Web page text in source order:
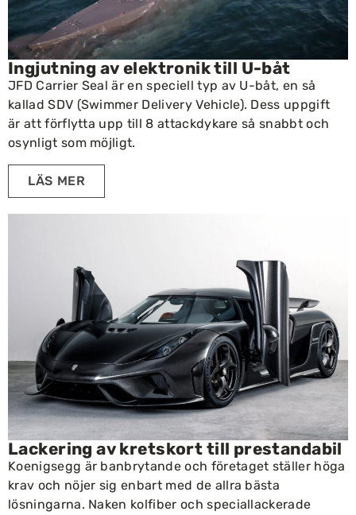
Ingjutning av elektronik till U-båt
JFD Carrier Seal är en speciell typ av U-båt, en så
kallad SDV (Swimmer Delivery Vehicle). Dess uppgift
är att förflytta upp till 8 attackdykare så snabbt och
osynligt som möjligt.
LÄS MER
Lackering av kretskort till prestandabil
Koenigsegg är banbrytande och företaget ställer höga
krav och nöjer sig enbart med de allra bästa
lösningarna. Naken kolfiber och speciallackerade